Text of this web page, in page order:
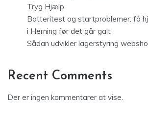
Tryg Hjælp
Batteritest og startproblemer: få
i Herning før det går galt
Sådan udvikler lagerstyring
Recent Comments
Der er ingen kommentarer at vise.